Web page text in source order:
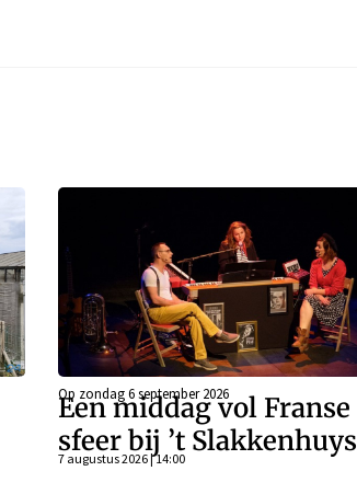
Op zondag 6 september 2026
Een middag vol Franse
sfeer bij ’t Slakkenhuys
7 augustus 2026 | 14:00